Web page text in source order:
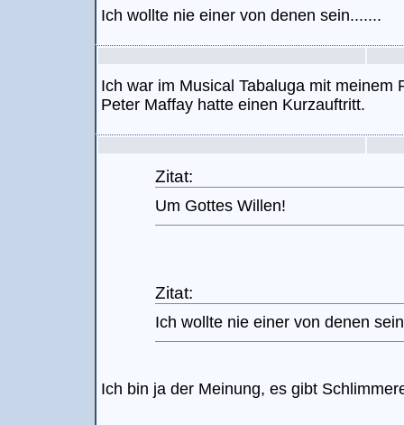
Ich wollte nie einer von denen sein.......
Ich war im Musical Tabaluga mit meinem
Peter Maffay hatte einen Kurzauftritt.
Zitat:
Um Gottes Willen!
Zitat:
Ich wollte nie einer von denen
Ich bin ja der Meinung, es gibt